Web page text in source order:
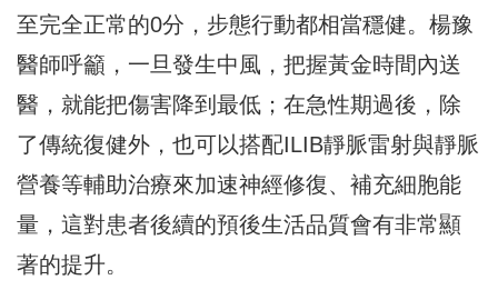
至完全正常的0分，步態行動都相當穩健。楊豫
醫師呼籲，一旦發生中風，把握黃金時間內送
醫，就能把傷害降到最低；在急性期過後，除
了傳統復健外，也可以搭配ILIB靜脈雷射與靜脈
營養等輔助治療來加速神經修復、補充細胞能
量，這對患者後續的預後生活品質會有非常顯
著的提升。